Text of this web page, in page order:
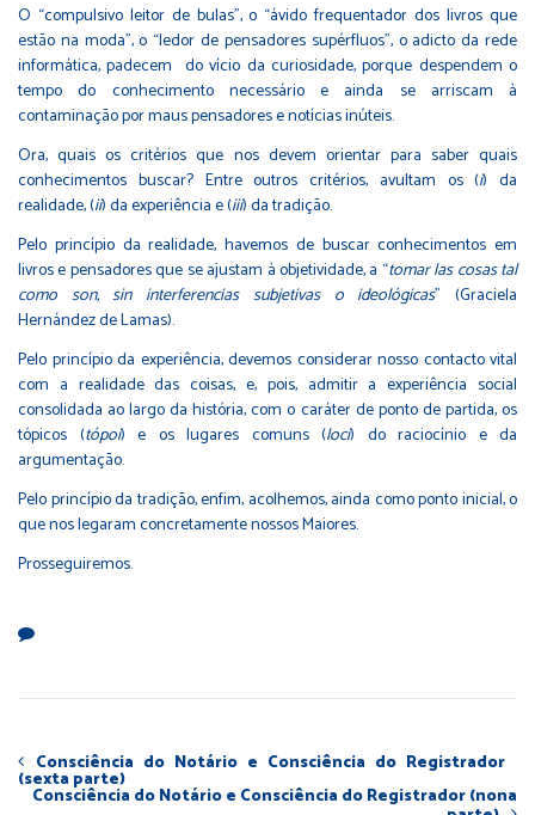
O “compulsivo leitor de bulas”, o “ávido frequentador dos livros que
estão na moda”, o “ledor de pensadores supérfluos”, o adicto da rede
informática, padecem do vício da curiosidade, porque despendem o
tempo do conhecimento necessário e ainda se arriscam à
contaminação por maus pensadores e notícias inúteis.
Ora, quais os critérios que nos devem orientar para saber quais
conhecimentos buscar? Entre outros critérios, avultam os (i) da
realidade, (ii) da experiência e (iii) da tradição.
Pelo princípio da realidade, havemos de buscar conhecimentos em
livros e pensadores que se ajustam à objetividade, a “tomar las cosas tal
como son, sin interferencias subjetivas o ideológicas” (Graciela
Hernández de Lamas).
Pelo princípio da experiência, devemos considerar nosso contacto vital
com a realidade das coisas, e, pois, admitir a experiência social
consolidada ao largo da história, com o caráter de ponto de partida, os
tópicos (tópoi) e os lugares comuns (loci) do raciocínio e da
argumentação.
Pelo princípio da tradição, enfim, acolhemos, ainda como ponto inicial, o
que nos legaram concretamente nossos Maiores.
Prosseguiremos.
Consciência do Notário e Consciência do Registrador
(sexta parte)
Consciência do Notário e Consciência do Registrador (nona